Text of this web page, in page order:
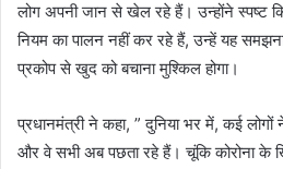
लोग अपनी जान से खेल रहे हैं। उन्होंने स्पष्ट
नियम का पालन नहीं कर रहे हैं, उन्हें यह समझना
प्रकोप से खुद को बचाना मुश्किल होगा।
प्रधानमंत्री ने कहा, ” दुनिया भर में, कई
और वे सभी अब पछता रहे हैं। चूंकि कोरोना के